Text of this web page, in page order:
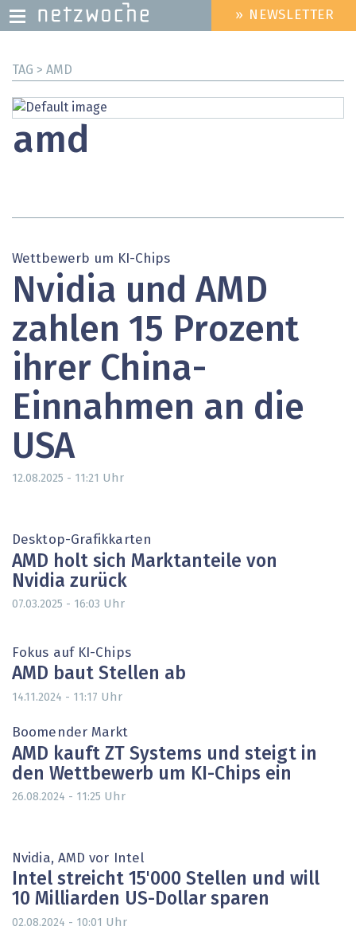
zum
HEADER
MENU
» NEWSLETTER
TAG > AMD
amd
Wettbewerb um KI-Chips
Nvidia und AMD
zahlen 15 Prozent
ihrer China-
Einnahmen an die
USA
12.08.2025 - 11:21 Uhr
Desktop-Grafikkarten
AMD holt sich Marktanteile von
Nvidia zurück
07.03.2025 - 16:03 Uhr
Fokus auf KI-Chips
AMD baut Stellen ab
14.11.2024 - 11:17 Uhr
Boomender Markt
AMD kauft ZT Systems und steigt in
den Wettbewerb um KI-Chips ein
26.08.2024 - 11:25 Uhr
Nvidia, AMD vor Intel
Intel streicht 15'000 Stellen und will
10 Milliarden US-Dollar sparen
02.08.2024 - 10:01 Uhr